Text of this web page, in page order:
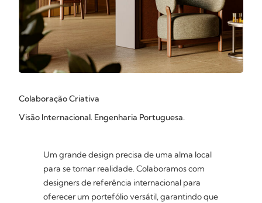
Colaboração Criativa
Visão Internacional. Engenharia Portuguesa.
Um grande design precisa de uma alma local
para se tornar realidade. Colaboramos com
designers de referência internacional para
oferecer um portefólio versátil, garantindo que